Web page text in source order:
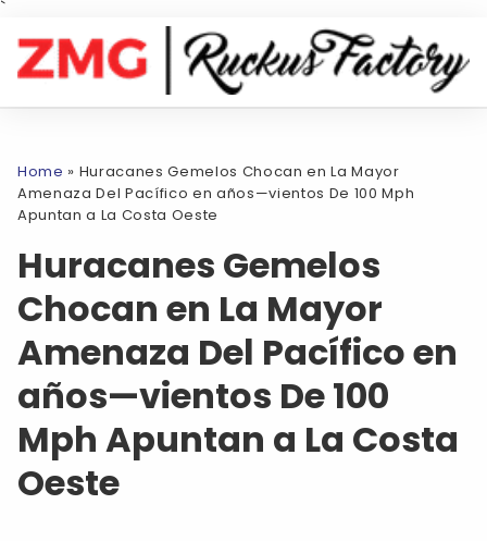
`
Home » Huracanes Gemelos Chocan en La Mayor
Amenaza Del Pacífico en años—vientos De 100 Mph
Apuntan a La Costa Oeste
Huracanes Gemelos
Chocan en La Mayor
Amenaza Del Pacífico en
años—vientos De 100
Mph Apuntan a La Costa
Oeste